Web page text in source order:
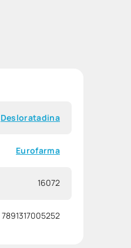
Desloratadina
Eurofarma
16072
7891317005252